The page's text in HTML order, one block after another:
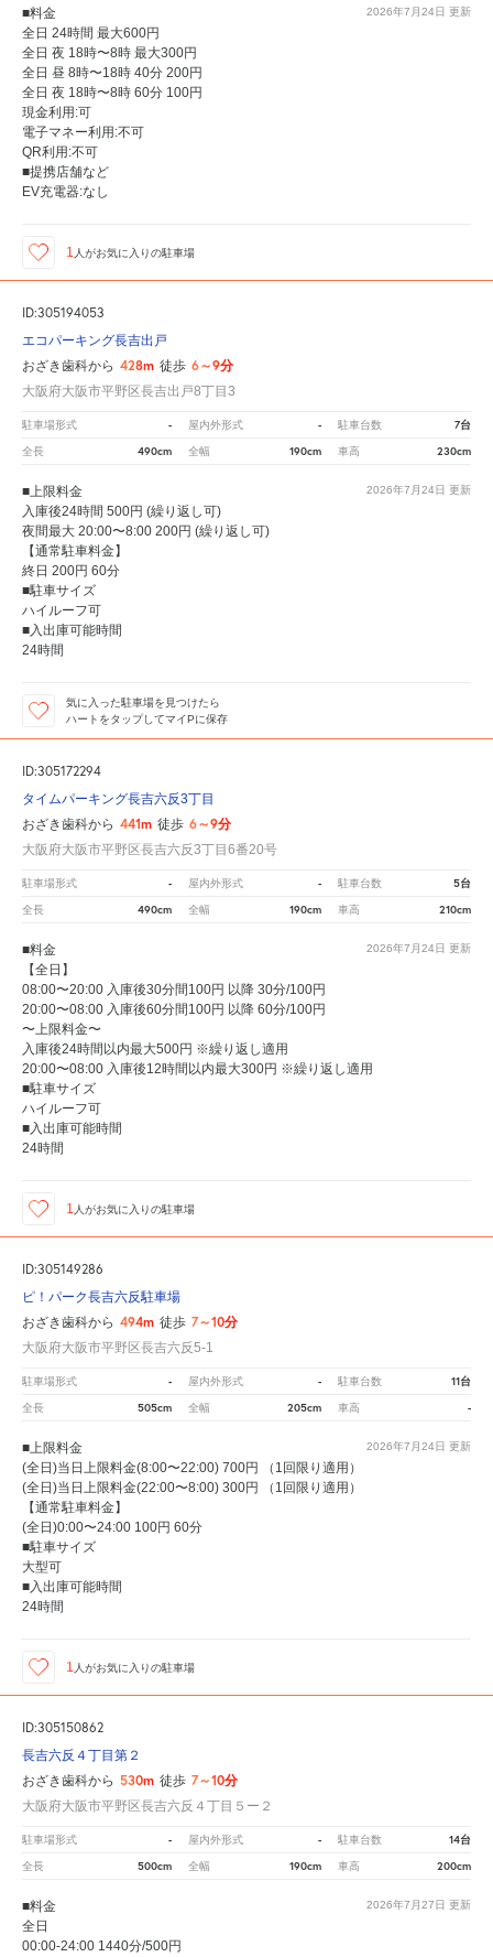
2026年7月24日 更新
■料金
全日 24時間 最大600円
全日 夜 18時〜8時 最大300円
全日 昼 8時〜18時 40分 200円
全日 夜 18時〜8時 60分 100円
現金利用:可
電子マネー利用:不可
QR利用:不可
■提携店舗など
EV充電器:なし
1 人がお気に入りの駐車場
ID:305194053
エコパーキング長吉出戸
おざき歯科から 428m 徒歩 6～9分
大阪府大阪市平野区長吉出戸8丁目3
駐車場形式 - 屋内外形式 - 駐車台数 7台
全長 490cm 全幅 190cm 車高 230cm
2026年7月24日 更新
■上限料金
入庫後24時間 500円 (繰り返し可)
夜間最大 20:00〜8:00 200円 (繰り返し可)
【通常駐車料金】
終日 200円 60分
■駐車サイズ
ハイルーフ可
■入出庫可能時間
24時間
気に入った駐車場を見つけたら
ハートをタップしてマイPに保存
ID:305172294
タイムパーキング長吉六反3丁目
おざき歯科から 441m 徒歩 6～9分
大阪府大阪市平野区長吉六反3丁目6番20号
駐車場形式 - 屋内外形式 - 駐車台数 5台
全長 490cm 全幅 190cm 車高 210cm
2026年7月24日 更新
■料金
【全日】
08:00〜20:00 入庫後30分間100円 以降 30分/100円
20:00〜08:00 入庫後60分間100円 以降 60分/100円
〜上限料金〜
入庫後24時間以内最大500円 ※繰り返し適用
20:00〜08:00 入庫後12時間以内最大300円 ※繰り返し適用
■駐車サイズ
ハイルーフ可
■入出庫可能時間
24時間
1 人がお気に入りの駐車場
ID:305149286
ピ！パーク長吉六反駐車場
おざき歯科から 494m 徒歩 7～10分
大阪府大阪市平野区長吉六反5-1
駐車場形式 - 屋内外形式 - 駐車台数 11台
全長 505cm 全幅 205cm 車高 -
2026年7月24日 更新
■上限料金
(全日)当日上限料金(8:00〜22:00) 700円 （1回限り適用）
(全日)当日上限料金(22:00〜8:00) 300円 （1回限り適用）
【通常駐車料金】
(全日)0:00〜24:00 100円 60分
■駐車サイズ
大型可
■入出庫可能時間
24時間
1 人がお気に入りの駐車場
ID:305150862
長吉六反４丁目第２
おざき歯科から 530m 徒歩 7～10分
大阪府大阪市平野区長吉六反４丁目５ー２
駐車場形式 - 屋内外形式 - 駐車台数 14台
全長 500cm 全幅 190cm 車高 200cm
2026年7月27日 更新
■料金
全日
00:00-24:00 1440分/500円